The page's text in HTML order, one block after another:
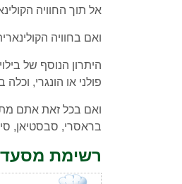
אל תוך החוויה
ואם בחוויה
היתרון הנוסף של
פולני או הונגרי,
בראסרי, סבסטיאן,
רשימת